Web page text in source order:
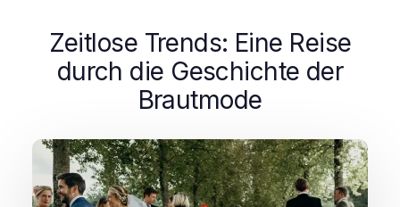
Zeitlose Trends: Eine Reise
durch die Geschichte der
Brautmode